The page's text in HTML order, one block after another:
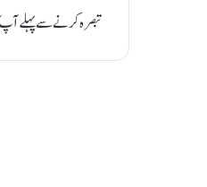
تبصرہ کرنے سے پہلے آپ